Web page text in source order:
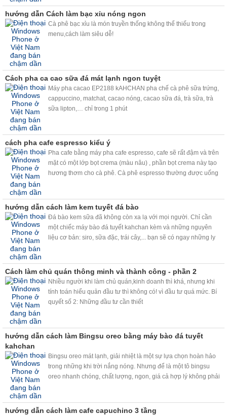
hướng dẫn Cách làm bạc xỉu nóng ngon
Cà phê bạc xỉu là món truyền thống không thể thiếu trong
menu,cách làm siêu dễ!
Cách pha ca cao sữa đá mát lạnh ngon tuyệt
Máy pha cacao EP2188 kAHCHAN pha chế cà phê sữa trứng,
cappuccino, matchat, cacao nóng, cacao sữa đá, trà sữa, trà
sữa lipton,… chỉ trong 1 phút
cách pha cafe espresso kiểu ý
Pha cafe bằng máy pha cafe espresso, cafe sẽ rất đậm và trên
mặt có một lớp bọt crema (màu nâu) , phần bọt crema này tạo
hương thơm cho cà phê. Cà phê espresso thường được uống
khẩu vị.
hướng dẫn cách làm kem tuyết đá bào
Đá bào kem sữa đã không còn xa lạ với mọi người. Chỉ cần
một chiếc máy bào đá tuyết kahchan kèm và những nguyên
liệu cơ bản: siro, sữa đặc, trái cây,... bạn sẽ có ngay những ly
Cách làm chủ quán thông minh và thành công - phần 2
Nhiều người khi làm chủ quán,kinh doanh thì khá, nhưng khi
tính toán hiểu quản đầu tư thì không có! vì đầu tư quá mức. Bí
quyết số 2: Những đầu tư cần thiết
hướng dẫn cách làm Bingsu oreo bằng máy bào đá tuyết
kahchan
Bingsu oreo mát lạnh, giải nhiệt là một sự lựa chọn hoàn hảo
trong những khi trời nắng nóng. Nhưng để là một tô bingsu
oreo nhanh chóng, chất lượng, ngon, giá cả hợp lý không phải
hướng dẫn cách làm cafe capuchino 3 tầng